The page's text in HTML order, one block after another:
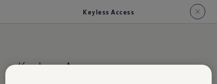
Keyless Access
Keyless Access